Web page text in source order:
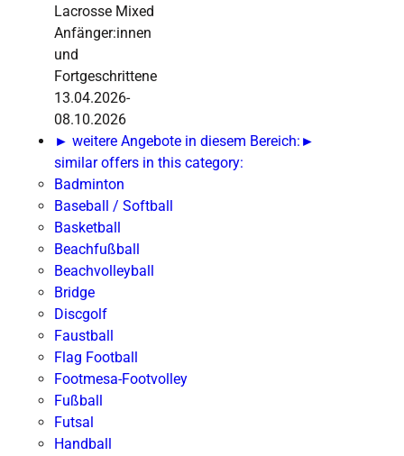
Lacrosse Mixed
Anfänger:innen
und
Fortgeschrittene
13.04.2026-
08.10.2026
► weitere Angebote in diesem Bereich: ►
similar offers in this category:
Badminton
Baseball / Softball
Basketball
Beachfußball
Beachvolleyball
Bridge
Discgolf
Faustball
Flag Football
Footmesa-Footvolley
Fußball
Futsal
Handball